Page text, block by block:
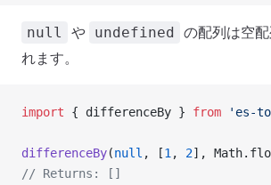
null や undefined の配列は空
れます。
import { differenceBy } from 'es-
differenceBy(null , [1 , 2],
// Returns: []